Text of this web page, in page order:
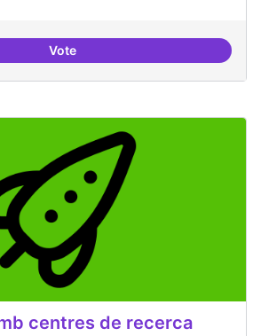
VoteCultura digital i tradicional
centres de recerca